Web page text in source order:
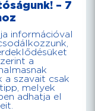
– 7
információval
a
a szavait csak
melyek
adhatja el